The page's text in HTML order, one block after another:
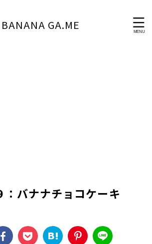
BANANA GA.ME
：バナナチョコケーキ